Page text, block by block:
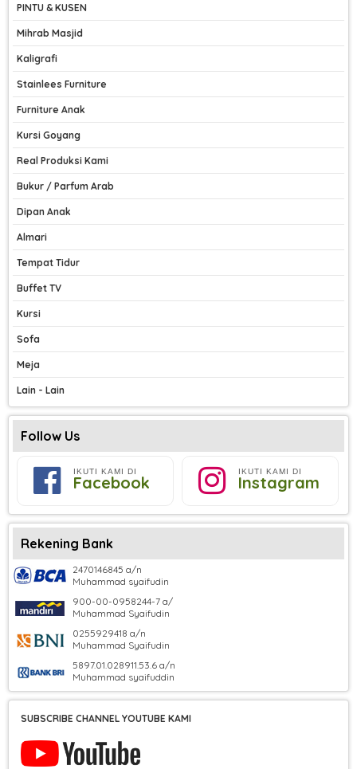
PINTU & KUSEN
Mihrab Masjid
Kaligrafi
Stainlees Furniture
Furniture Anak
Kursi Goyang
Real Produksi Kami
Bukur / Parfum Arab
Dipan Anak
Almari
Tempat Tidur
Buffet TV
Kursi
Sofa
Meja
Lain - Lain
Follow Us
IKUTI KAMI DI
Facebook
IKUTI KAMI DI
Instagram
Rekening Bank
2470146845 a/n
Muhammad syaifudin
900-00-0958244-7 a/
Muhammad Syaifudin
0255929418 a/n
Muhammad Syaifudin
5897.01.028911.53.6 a/n
Muhammad syaifuddin
SUBSCRIBE CHANNEL YOUTUBE KAMI